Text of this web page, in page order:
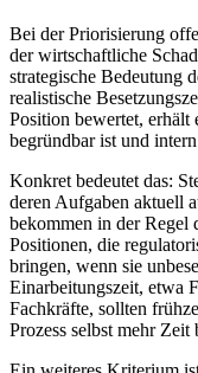
Bei der Priorisierung
der wirtschaftliche
strategische Bedeutung
realistische
Position bewertet, erhält
begründbar ist und
Konkret bedeutet das:
deren Aufgaben aktuell
bekommen in der Regel
Positionen, die
bringen, wenn sie
Einarbeitungszeit, etwa
Fachkräfte, sollten
Prozess selbst mehr Zeit